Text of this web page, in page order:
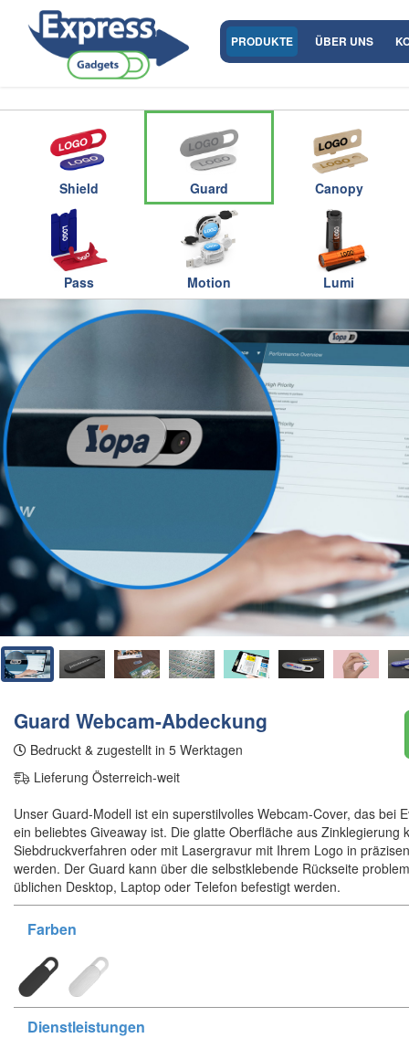
PRODUKTE ÜBER UNS
Shield Guard Canopy
Pass Motion Lumi
Guard Webcam-Abdeckung
Bedruckt & zugestellt in 5 Werktagen
Lieferung Österreich-weit
Unser Guard-Modell ist ein superstilvolles Webcam-Cover, das bei
ein beliebtes Giveaway ist. Die glatte Oberfläche aus Zinklegierung
Siebdruckverfahren oder mit Lasergravur mit Ihrem Logo in
werden. Der Guard kann über die selbstklebende Rückseite
üblichen Desktop, Laptop oder Telefon befestigt werden.
Farben
Dienstleistungen